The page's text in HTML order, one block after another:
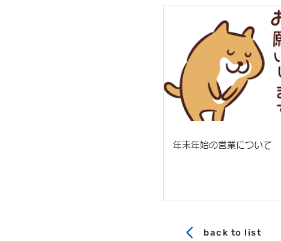
年末年始の営業について
back to list